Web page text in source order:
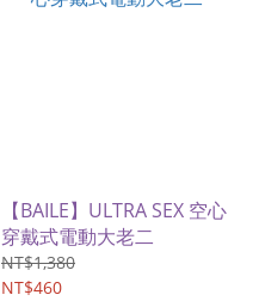
【BAILE】ULTRA SEX 空心
穿戴式電動大老二
NT$1,380
NT$460